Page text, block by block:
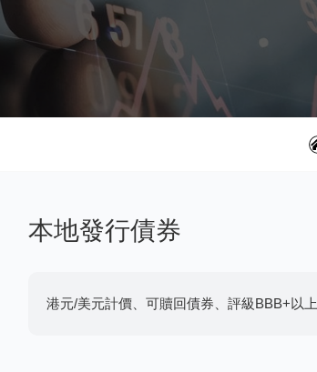
本地發行債券
港元/美元計價、可贖回債券、評級BBB+以上